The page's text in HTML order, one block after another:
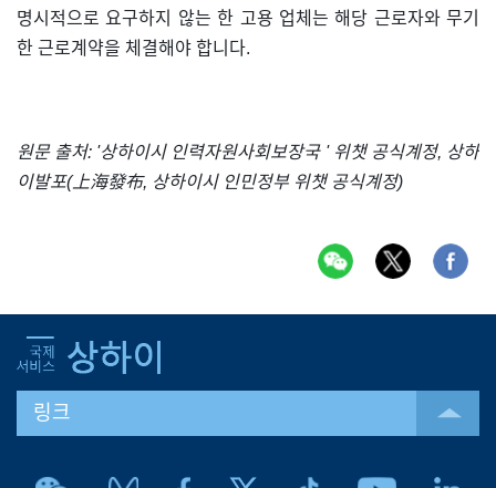
명시적으로 요구하지 않는 한 고용 업체는 해당 근로자와 무기
한 근로계약을 체결해야 합니다.
원문 출처: '상하이시 인력자원사회보장국 ' 위챗 공식계정, 상하
이발포(上海發布, 상하이시 인민정부 위챗 공식계정)
링크